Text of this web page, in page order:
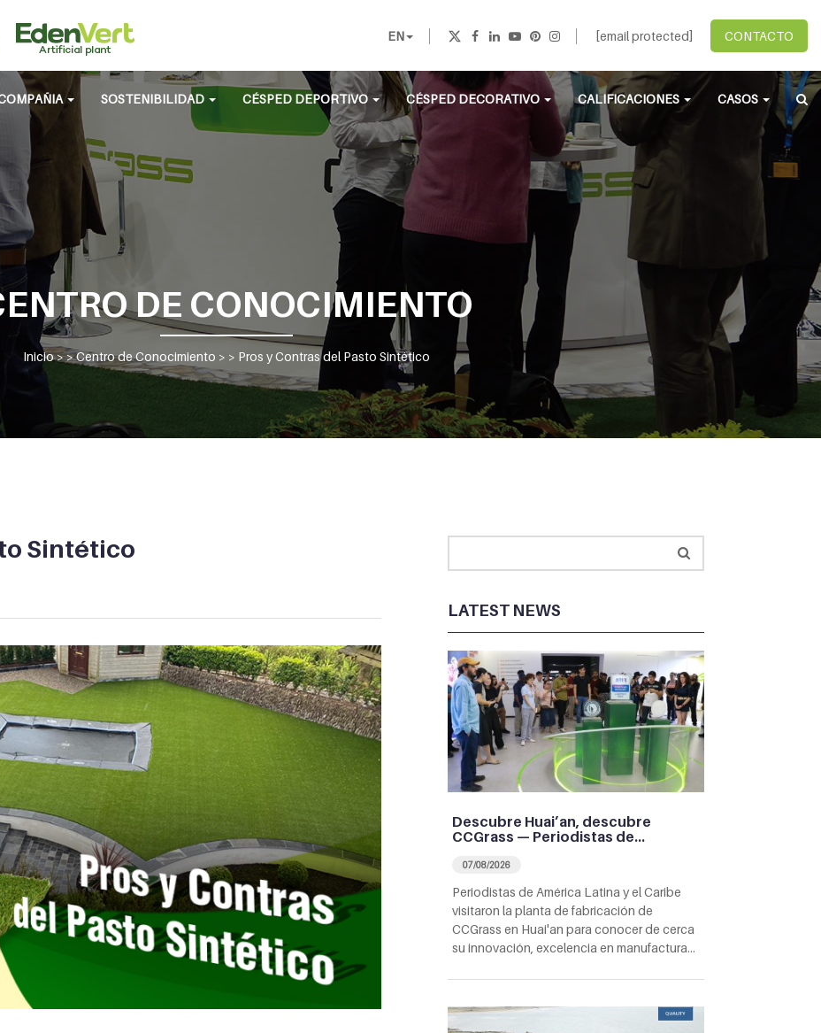
EN [email protected] CONTACTO
SOSTENIBILIDAD CÉSPED DEPORTIVO CÉSPED DECORATIVO CALIFICACIONES CASOS
DE CONOCIMIENTO
Inicio> >Centro de Conocimiento > > Pros y Contras del Pasto Sintético
LATEST NEWS
Descubre Huai’an, descubre
CCGrass — Periodistas de…
07/08/2026
Periodistas de América Latina y el Caribe
visitaron la planta de fabricación de
CCGrass en Huai'an para conocer de cerca
su innovación, excelencia en manufactura…
Sintético